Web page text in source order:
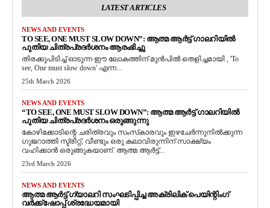
LATEST ARTICLES
NEWS AND EVENTS
TO SEE, ONE MUST SLOW DOWN”: ആത്മ ആർട്ട് ഗാലറിയിൽ
പുതിയ ചിത്രപ്രദർശനം ആരംഭിച്ചു
തിരക്കുപിടിച്ച് ഓടുന്ന ഈ ലോകത്തിന് മുൻപിൽ തെളിച്ചമായി , 'To
see, One must slow down' എന്ന...
25th March 2026
NEWS AND EVENTS
“TO SEE, ONE MUST SLOW DOWN”: ആത്മ ആർട്ട് ഗാലറിയിൽ
പുതിയ ചിത്രപ്രദർശനം ഒരുങ്ങുന്നു
കോഴിക്കോടിന്റെ ചരിത്രവും സംസ്‌കാരവും ഇഴചേർന്നുനിൽക്കുന്ന
ഗുജറാത്തി സ്ട്രീറ്റ്, വീണ്ടും ഒരു കലാവിരുന്നിന് സാക്ഷ്യം
വഹിക്കാൻ ഒരുങ്ങുകയാണ്. ആത്മ ആർട്ട്...
23rd March 2026
NEWS AND EVENTS
ആത്മ ആർട്ട് ഗ്യാലറി സംഘടിപ്പിച്ച അക്രിലിക് പെയിന്റിംഗ്
വർക്ക്‌ഷോപ്പ് ശ്രദ്ധേയമായി